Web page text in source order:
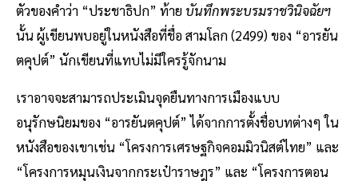
ตัวของคำว่า “ประชาธิปก” ท้าย บันทึกพระบรมราชวินิจฉัยฯ
นั้น ผู้เขียนพบอยู่ในหนังสือที่ชื่อ สามโลก (2499) ของ “อารยัน
ตคุปต์” นักเขียนที่แทบไม่มีใครรู้จักนาม
เราอาจจะสามารถประเมินจุดยืนทางการเมืองแบบ
อนุรักษนิยมของ “อารยันตคุปต์” ได้จากการตั้งชื่อบทต่างๆ ใน
หนังสือของเขาเช่น “โครงการเศรษฐกิจคอมมิวนิสต์ไทย” และ
“โครงการหมุนเงินจากกระเป๋าราษฎร” และ “โครงการตอน